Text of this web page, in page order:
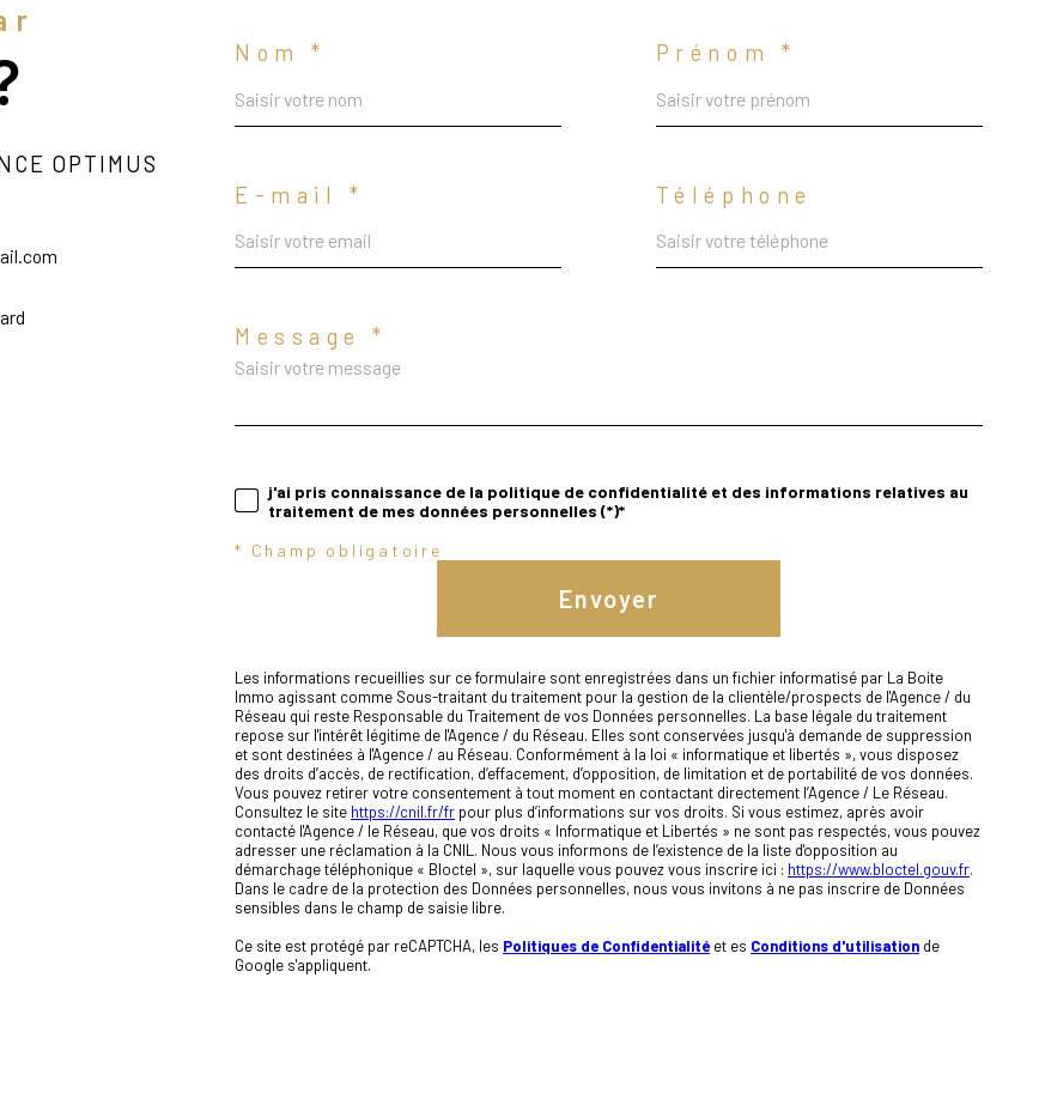
OPTIMUS
Nom * Prénom *
E-mail * Téléphone
Message *
j'ai pris connaissance de la politique de confidentialité et des informations relatives au
traitement de mes données personnelles (*)*
* Champ obligatoire
Envoyer
Les informations recueillies sur ce formulaire sont enregistrées dans un fichier informatisé par La Boite
Immo agissant comme Sous-traitant du traitement pour la gestion de la clientèle/prospects de l'Agence / du
Réseau qui reste Responsable du Traitement de vos Données personnelles. La base légale du traitement
repose sur l'intérêt légitime de l'Agence / du Réseau. Elles sont conservées jusqu'à demande de suppression
et sont destinées à l'Agence / au Réseau. Conformément à la loi « informatique et libertés », vous disposez
des droits d’accès, de rectification, d’effacement, d’opposition, de limitation et de portabilité de vos données.
Vous pouvez retirer votre consentement à tout moment en contactant directement l’Agence / Le Réseau.
Consultez le site https://cnil.fr/fr pour plus d’informations sur vos droits. Si vous estimez, après avoir
contacté l'Agence / le Réseau, que vos droits « Informatique et Libertés » ne sont pas respectés, vous pouvez
adresser une réclamation à la CNIL. Nous vous informons de l’existence de la liste d'opposition au
démarchage téléphonique « Bloctel », sur laquelle vous pouvez vous inscrire ici : https://www.bloctel.gouv.fr.
Dans le cadre de la protection des Données personnelles, nous vous invitons à ne pas inscrire de Données
sensibles dans le champ de saisie libre.
Ce site est protégé par reCAPTCHA, les Politiques de Confidentialité et es Conditions d'utilisation de
Google s'appliquent.